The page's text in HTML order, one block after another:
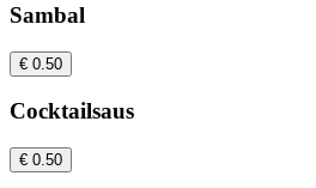
Sambal
€ 0.50
Cocktailsaus
€ 0.50